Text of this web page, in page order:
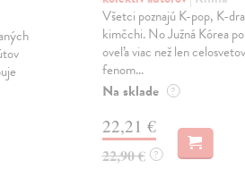
Všetci poznajú K-pop, K-
kimčchi. No Južná Kórea
oveľa viac než len
fenom...
Na sklade ?
22,21 €
22,90 € ?